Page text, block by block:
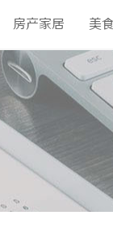
房产家居 美